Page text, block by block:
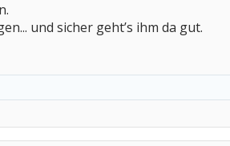
und sicher geht’s ihm da gut.